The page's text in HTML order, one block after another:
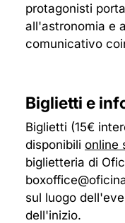
protagonisti
all'astronomia e
comunicativo
Biglietti e
Biglietti (15€
disponibili online
biglietteria di
sul luogo
dell'inizio.